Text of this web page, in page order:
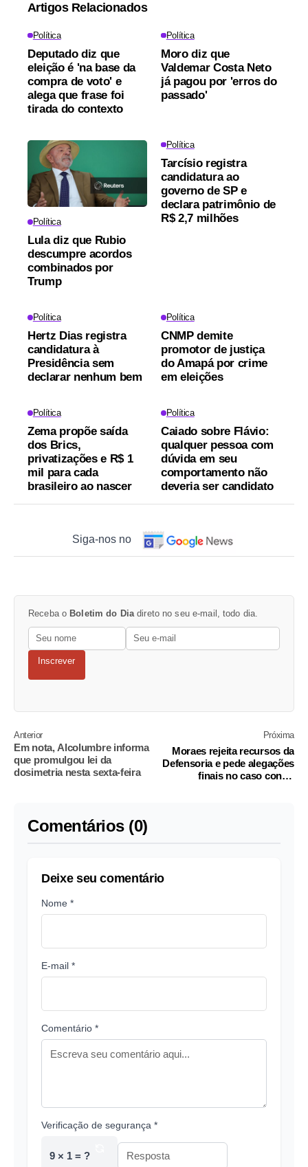
Artigos Relacionados
Política
Deputado diz que
eleição é 'na base da
compra de voto' e
alega que frase foi
tirada do contexto
Política
Moro diz que
Valdemar Costa Neto
já pagou por 'erros do
passado'
Política
Lula diz que Rubio
descumpre acordos
combinados por
Trump
Política
Tarcísio registra
candidatura ao
governo de SP e
declara patrimônio de
R$ 2,7 milhões
Política
Hertz Dias registra
candidatura à
Presidência sem
declarar nenhum bem
Política
CNMP demite
promotor de justiça
do Amapá por crime
em eleições
Política
Zema propõe saída
dos Brics,
privatizações e R$ 1
mil para cada
brasileiro ao nascer
Política
Caiado sobre Flávio:
qualquer pessoa com
dúvida em seu
comportamento não
deveria ser candidato
Siga-nos no
Receba o Boletim do Diadireto no seu e-mail, todo dia.
Inscrever
Anterior
Em nota, Alcolumbre informa
que promulgou lei da
dosimetria nesta sexta-feira
Próxima
Moraes rejeita recursos da
Defensoria e pede alegações
finais no caso contra
Comentários (0)
Deixe seu comentário
Nome *
E-mail *
Comentário *
Verificação de segurança *
9 × 1 = ?